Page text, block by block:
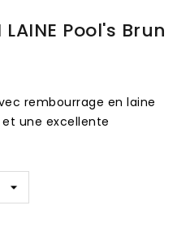
LAINE Pool's Brun
rembourrage en laine
une excellente